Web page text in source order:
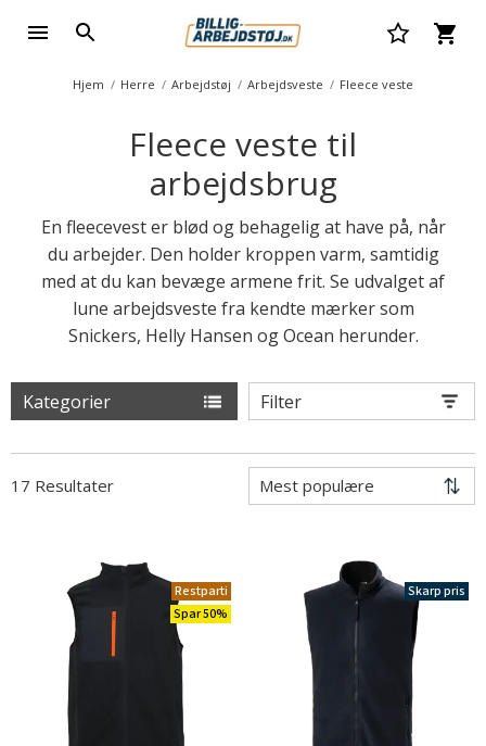
Hjem Herre Arbejdstøj Arbejdsveste Fleece veste
Fleece veste til
arbejdsbrug
En fleecevest er blød og behagelig at have på, når
du arbejder. Den holder kroppen varm, samtidig
med at du kan bevæge armene frit. Se udvalget af
lune arbejdsveste fra kendte mærker som
Snickers, Helly Hansen og Ocean herunder.
Kategorier Filter
17 Resultater
Restparti
Spar 50%
Skarp pris